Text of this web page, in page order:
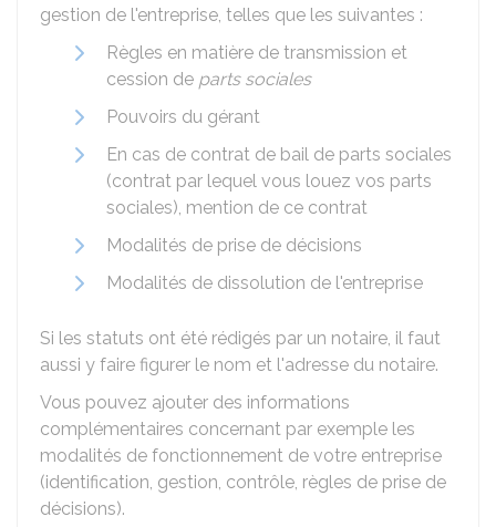
gestion de l'entreprise, telles que les suivantes :
Règles en matière de transmission et
cession de parts sociales
Pouvoirs du gérant
En cas de contrat de bail de parts sociales
(contrat par lequel vous louez vos parts
sociales), mention de ce contrat
Modalités de prise de décisions
Modalités de dissolution de l'entreprise
Si les statuts ont été rédigés par un notaire, il faut
aussi y faire figurer le nom et l'adresse du notaire.
Vous pouvez ajouter des informations
complémentaires concernant par exemple les
modalités de fonctionnement de votre entreprise
(identification, gestion, contrôle, règles de prise de
décisions).